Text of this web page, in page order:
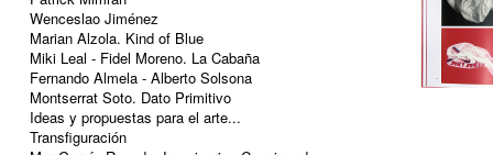
Wenceslao Jiménez
Marian Alzola. Kind of Blue
Miki Leal - Fidel Moreno. La Cabaña
Fernando Almela - Alberto Solsona
Montserrat Soto. Dato Primitivo
Ideas y propuestas para el arte...
Transfiguración